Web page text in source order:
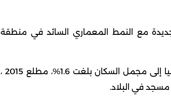
مع النمط المعماري السائد في منطقة
ووفقا لمعطيات وزارة الداخلية الإيطالية، فإن نسبة المسلمين في إيطاليا إلى مجمل السكان بلغت 1.6%، مطلع 2015 ،